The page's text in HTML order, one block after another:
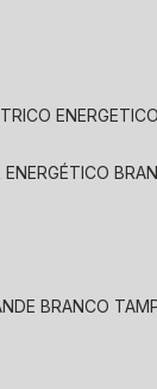
ENERGÉTICO
BRANCO